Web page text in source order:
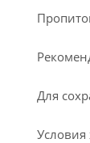
Для
Условия